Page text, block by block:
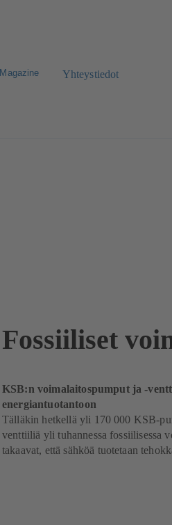
Magazine Yhteystiedot
Fossiiliset
KSB:n voimalaitospumput ja -
energiantuotantoon
Tälläkin hetkellä yli 170 000 KSB-
venttiiliä yli tuhannessa fossiilisessa
takaavat, että sähköä tuotetaan